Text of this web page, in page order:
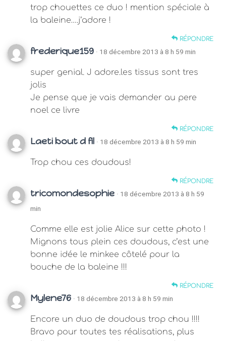
trop chouettes ce duo ! mention spéciale à
la baleine….j’adore !
RÉPONDRE
frederique159 · 18 décembre 2013 à 8 h 59 min
super genial. J adore.les tissus sont tres
jolis
Je pense que je vais demander au pere
noel ce livre
RÉPONDRE
Laeti bout d fil · 18 décembre 2013 à 8 h 59 min
Trop chou ces doudous!
RÉPONDRE
tricomondesophie · 18 décembre 2013 à 8 h 59
min
Comme elle est jolie Alice sur cette photo !
Mignons tous plein ces doudous, c’est une
bonne idée le minkee côtelé pour la
bouche de la baleine !!!
RÉPONDRE
Mylene76 · 18 décembre 2013 à 8 h 59 min
Encore un duo de doudous trop chou !!!!
Bravo pour toutes tes réalisations, plus